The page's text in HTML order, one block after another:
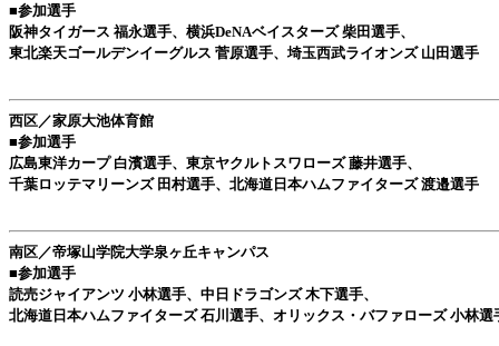
■参加選手
阪神タイガース 福永選手、横浜DeNAベイスターズ 柴田選手、
東北楽天ゴールデンイーグルス 菅原選手、埼玉西武ライオンズ 山田選手
西区／家原大池体育館
■参加選手
広島東洋カープ 白濱選手、東京ヤクルトスワローズ 藤井選手、
千葉ロッテマリーンズ 田村選手、北海道日本ハムファイターズ 渡邉選手
南区／帝塚山学院大学泉ヶ丘キャンパス
■参加選手
読売ジャイアンツ 小林選手、中日ドラゴンズ 木下選手、
北海道日本ハムファイターズ 石川選手、オリックス・バファローズ 小林選